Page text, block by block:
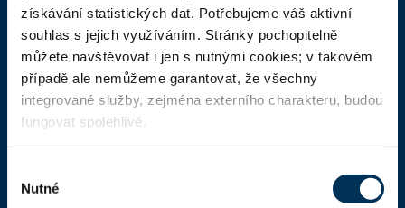
získávání statistických dat. Potřebujeme váš aktivní
souhlas s jejich využíváním. Stránky pochopitelně
můžete navštěvovat i jen s nutnými cookies; v takovém
případě ale nemůžeme garantovat, že všechny
integrované služby, zejména externího charakteru, budou
fungovat spolehlivě.
souhlasu
Nutné
Domů
Aktuality
Dokumenty a formuláře
Pro veřejnost
Advokátní deník
Portál ČAK